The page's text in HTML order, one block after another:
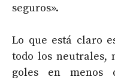
seguros».
Lo que está claro
todo los neutrales,
goles en menos